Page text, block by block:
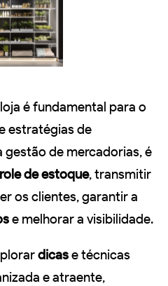
é fundamental para o
estratégias de
gestão de mercadorias, é
de estoque, transmitir
os clientes, garantir a
e melhorar a visibilidade.
dicase técnicas
e atraente,